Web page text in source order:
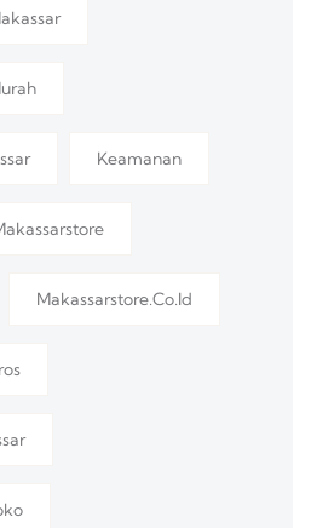
Keamanan
Makassarstore.co.id